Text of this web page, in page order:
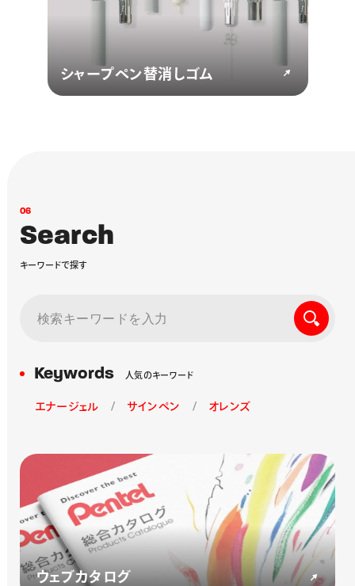
シャープペン替消しゴム
06
Search
キーワー ドで探す
Keywords 人気のキーワード
エナージェル サインペン オレンズ
ウェブカタログ